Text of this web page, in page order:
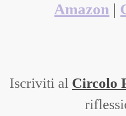
Amazon |
Iscriviti al Circolo